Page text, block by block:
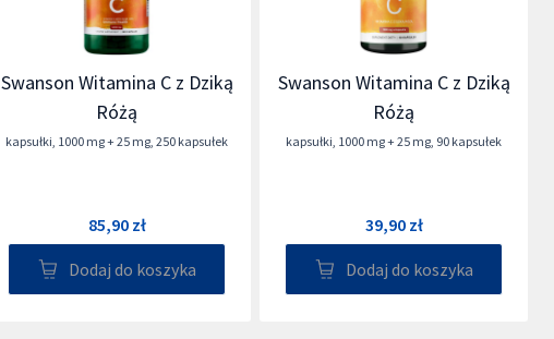
Swanson Witamina C z Dziką
Różą
kapsułki, 1000 mg + 25 mg, 250 kapsułek
85,90 zł
Dodaj do koszyka
Swanson Witamina C z Dziką
Różą
kapsułki, 1000 mg + 25 mg, 90 kapsułek
39,90 zł
Dodaj do koszyka